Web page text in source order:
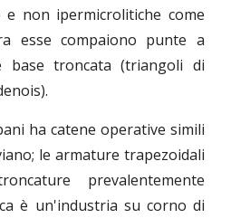
non ipermicrolitiche come
esse compaiono punte a
base troncata (triangoli di
ha catene operative simili
le armature trapezoidali
prevalentemente
è un'industria su corno di